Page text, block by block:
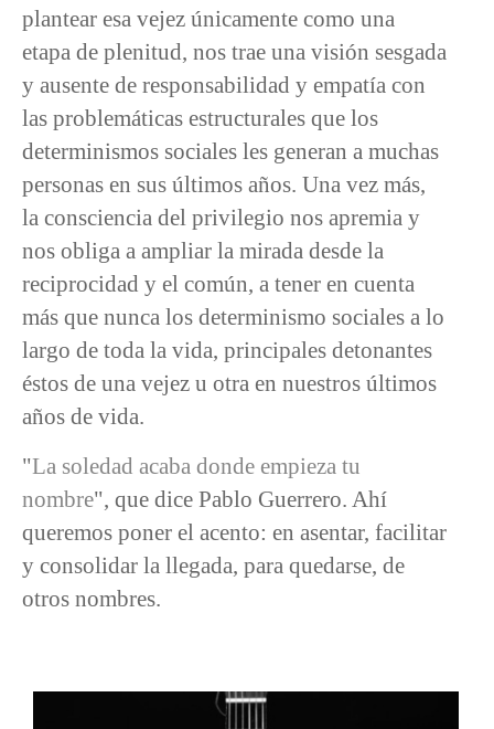
plantear esa vejez únicamente como una
etapa de plenitud, nos trae una visión sesgada
y ausente de responsabilidad y empatía con
las problemáticas estructurales que los
determinismos sociales les generan a muchas
personas en sus últimos años. Una vez más,
la consciencia del privilegio nos apremia y
nos obliga a ampliar la mirada desde la
reciprocidad y el común, a tener en cuenta
más que nunca los determinismo sociales a lo
largo de toda la vida, principales detonantes
éstos de una vejez u otra en nuestros últimos
años de vida.
"La soledad acaba donde empieza tu
nombre", que dice Pablo Guerrero. Ahí
queremos poner el acento: en asentar, facilitar
y consolidar la llegada, para quedarse, de
otros nombres.